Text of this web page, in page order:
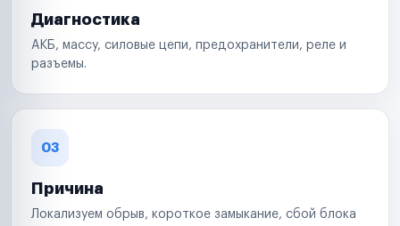
Диагностика
АКБ, массу, силовые цепи, предохранители, реле и
разъемы.
03
Причина
Локализуем обрыв, короткое замыкание, сбой блока